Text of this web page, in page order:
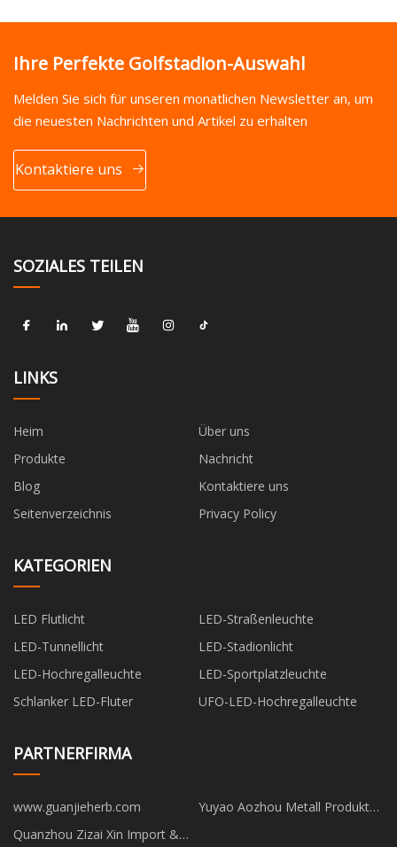
Ihre Perfekte Golfstadion-Auswahl
Melden Sie sich für unseren monatlichen Newsletter an, um
die neuesten Nachrichten und Artikel zu erhalten
Kontaktiere uns
SOZIALES TEILEN
LINKS
Heim
Über uns
Produkte
Nachricht
Blog
Kontaktiere uns
Seitenverzeichnis
Privacy Policy
KATEGORIEN
LED Flutlicht
LED-Straßenleuchte
LED-Tunnellicht
LED-Stadionlicht
LED-Hochregalleuchte
LED-Sportplatzleuchte
Schlanker LED-Fluter
UFO-LED-Hochregalleuchte
PARTNERFIRMA
www.guanjieherb.com
Yuyao Aozhou Metall Produkte
Quanzhou Zizai Xin Import &